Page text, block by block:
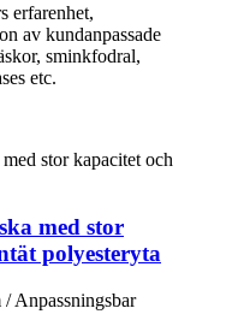
erfarenhet,
av kundanpassade
sminkfodral,
etc.
med stor
polyesteryta
Anpassningsbar